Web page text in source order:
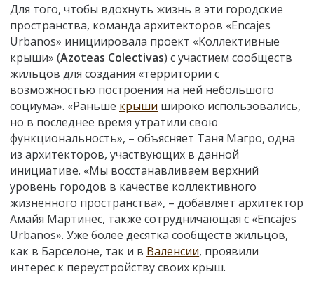
Для того, чтобы вдохнуть жизнь в эти городские
пространства, команда архитекторов «Encajes
Urbanos» инициировала проект «Коллективные
крыши» (Azoteas Colectivas) с участием сообществ
жильцов для создания «территории с
возможностью построения на ней небольшого
социума». «Раньше крыши широко использовались,
но в последнее время утратили свою
функциональность», – объясняет Таня Магро, одна
из архитекторов, участвующих в данной
инициативе. «Мы восстанавливаем верхний
уровень городов в качестве коллективного
жизненного пространства», – добавляет архитектор
Амайя Мартинес, также сотрудничающая с «Encajes
Urbanos». Уже более десятка сообществ жильцов,
как в Барселоне, так и в Валенсии, проявили
интерес к переустройству своих крыш.